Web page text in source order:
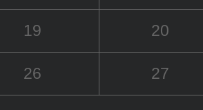
19 20
26 27